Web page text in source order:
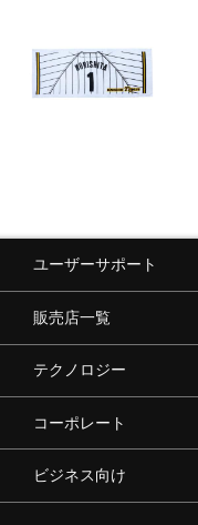
ユーザーサポート
販売店一覧
テクノロジー
コーポレート
ビジネス向け